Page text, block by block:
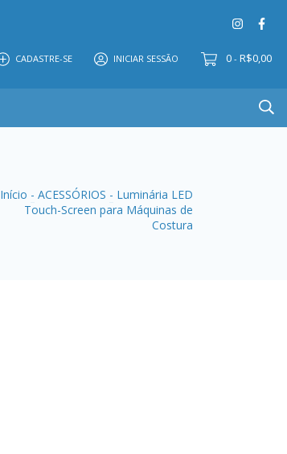
CADASTRE-SE INICIAR SESSÃO 0 - R$0,00
Início - ACESSÓRIOS - Luminária LED
Touch-Screen para Máquinas de
Costura